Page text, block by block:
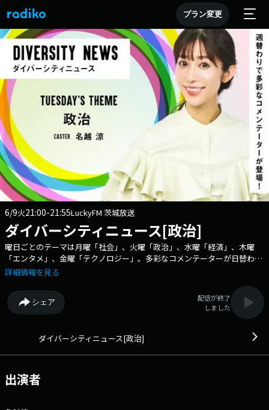
プラン変更
6/9火21:00-21:55LuckyFM 茨城放送
ダイバーシティニュース[政治]
曜日ごとのテーマは月曜「社会」、火曜「政治」、水曜「経済」、木曜
「エンタメ」、金曜「テクノロジー」。多彩なコメンテーターが日替わり
で出演し、話題のニュースを深掘ります。 火曜のレギュラーコメ
（ノンフィクション作家） 第3週：津田大介（ジャーナリスト）
第4週：朝比奈一郎（青山社中CEO） メール：dn@lucky-
ibaraki.com X：ハッシュタグ「#ダイバーシティニュース」
詳細情報を見る
シェア
配信が終了
しました
ダイバーシティニュース[政治]
出演者